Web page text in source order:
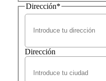
Dirección*
Dirección